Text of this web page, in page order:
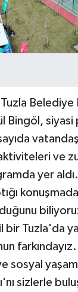
Belediye
Bingöl,
ve
yer
bir Tuzla'da
sosyal
sizlerle